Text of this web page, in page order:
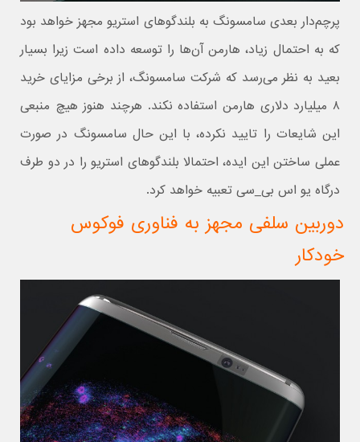
پرچم‌دار بعدی سامسونگ به بلندگوهای استریو مجهز خواهد بود
که به احتمال زیاد، هارمن آن‌ها را توسعه داده است زیرا بسیار
بعید به نظر می‌رسد که شرکت سامسونگ، از برخی مزایای خرید
۸ میلیارد دلاری هارمن استفاده نکند. هرچند هنوز هیچ منبعی
این شایعات را تایید نکرده، با این حال سامسونگ در صورت
عملی ساختن این ایده، احتمالا بلندگوهای استریو را در دو طرف
درگاه یو اس بی_سی تعبیه خواهد کرد.
دوربین سلفی مجهز به فناوری فوکوس
خودکار